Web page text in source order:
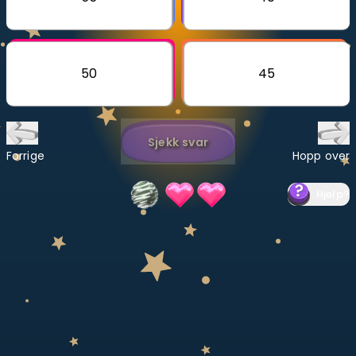
Bestill privatundervisning
Velg læreplan
Logg inn
50 45
Forrige
Sjekk svar
Hopp over
?